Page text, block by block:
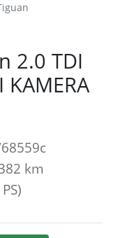
2.0 TDI
KAMERA
km